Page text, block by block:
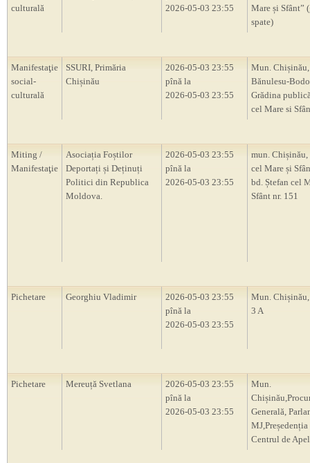
culturală
2026-05-03 23:55
Mare și Sfânt”
spate)
Manifestaţie
social-
culturală
SSURI, Primăria
Chișinău
2026-05-03 23:55
pînă la
2026-05-03 23:55
Mun. Chișinău,
Bănulesu-
Grădina
cel Mare si
Miting /
Manifestaţie
Asociația Foștilor
Deportați și Deținuți
Politici din Republica
Moldova.
2026-05-03 23:55
pînă la
2026-05-03 23:55
mun. Chișinău,
cel Mare și
bd. Ștefan cel
Sfânt nr. 151
Pichetare Georghiu Vladimir
2026-05-03 23:55
pînă la
2026-05-03 23:55
Mun.
3 A
Pichetare Mereuță Svetlana
2026-05-03 23:55
pînă la
2026-05-03 23:55
Mun.
Generală,
Centrul de Apel